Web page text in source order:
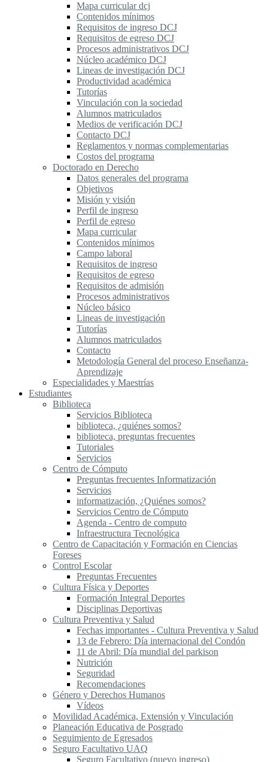
Mapa curricular dcj
Contenidos mínimos
Requisitos de ingreso DCJ
Requisitos de egreso DCJ
Procesos administrativos DCJ
Núcleo académico DCJ
Lineas de investigación DCJ
Productividad académica
Tutorías
Vinculación con la sociedad
Alumnos matriculados
Medios de verificación DCJ
Contacto DCJ
Reglamentos y normas complementarias
Costos del programa
Doctorado en Derecho
Datos generales del programa
Objetivos
Misión y visión
Perfil de ingreso
Perfil de egreso
Mapa curricular
Contenidos mínimos
Campo laboral
Requisitos de ingreso
Requisitos de egreso
Requisitos de admisión
Procesos administrativos
Núcleo básico
Lineas de investigación
Tutorías
Alumnos matriculados
Contacto
Metodología General del proceso Enseñanza-
Aprendizaje
Especialidades y Maestrías
Estudiantes
Biblioteca
Servicios Biblioteca
biblioteca, ¿quiénes somos?
biblioteca, preguntas frecuentes
Tutoriales
Servicios
Centro de Cómputo
Preguntas frecuentes Informatización
Servicios
informatización, ¿Quiénes somos?
Servicios Centro de Cómputo
Agenda - Centro de computo
Infraestructura Tecnológica
Centro de Capacitación y Formación en Ciencias
Foreses
Control Escolar
Preguntas Frecuentes
Cultura Física y Deportes
Formación Integral Deportes
Disciplinas Deportivas
Cultura Preventiva y Salud
Fechas importantes - Cultura Preventiva y Salud
13 de Febrero: Día internacional del Condón
11 de Abril: Día mundial del parkison
Nutrición
Seguridad
Recomendaciones
Género y Derechos Humanos
Vídeos
Movilidad Académica, Extensión y Vinculación
Planeación Educativa de Posgrado
Seguimiento de Egresados
Seguro Facultativo UAQ
Seguro Facultativo (nuevo ingreso)